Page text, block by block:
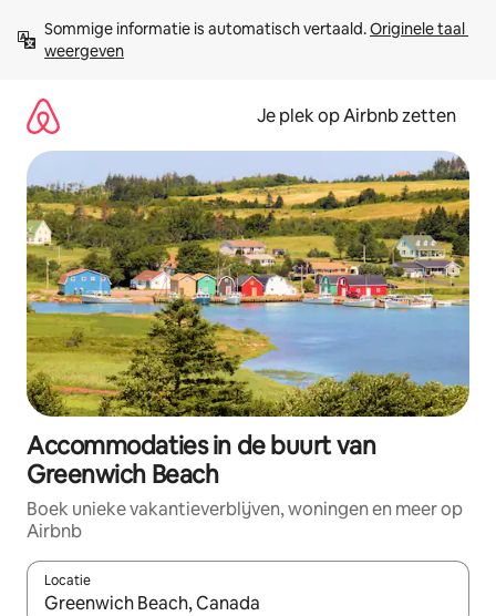
direct
naar
Sommige informatie is automatisch vertaald. Originele taal
weergeven
Je plek op Airbnb zetten
Accommodaties in de buurt van
Greenwich Beach
Boek unieke vakantieverblijven, woningen en meer op
Airbnb
Locatie
Wanneer er resultaten beschikbaar zijn, maak je een keuze